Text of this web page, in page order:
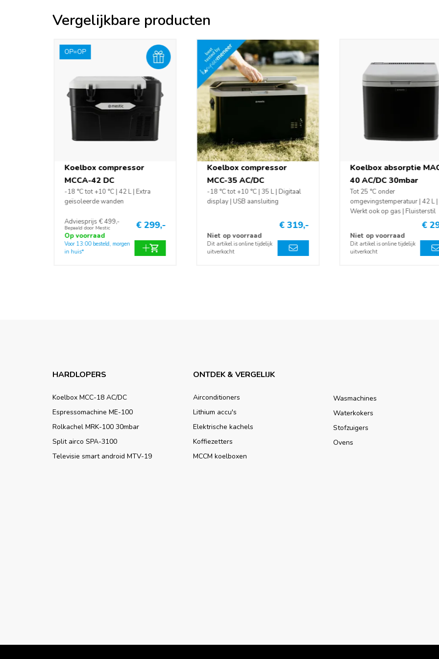
Vergelijkbare producten
OP=OP
Koelbox compressor
MCCA-42 DC
-18 °C tot +10 °C | 42 L | Extra
geïsoleerde wanden
Adviesprijs € 499,-
Bepaald door Mestic € 299,-
Op voorraad
Voor 13:00 besteld, morgen
in huis*
Koelbox compressor
MCC-35 AC/DC
-18 °C tot +10 °C | 35 L | Digitaal
display | USB aansluiting
€ 319,-
Niet op voorraad
Dit artikel is online tijdelijk
uitverkocht
Koelbox absorptie
40 AC/DC 30mbar
Tot 25 °C onder
omgevingstemperatuur | 42 L |
Werkt ook op gas | Fluisterstil
€
Niet op voorraad
Dit artikel is online tijdelijk
uitverkocht
HARDLOPERS
Koelbox MCC-18 AC/DC
Espressomachine ME-100
Rolkachel MRK-100 30mbar
Split airco SPA-3100
Televisie smart android MTV-19
ONTDEK & VERGELIJK
Airconditioners
Lithium accu's
Elektrische kachels
Koffiezetters
MCCM koelboxen
Wasmachines
Waterkokers
Stofzuigers
Ovens